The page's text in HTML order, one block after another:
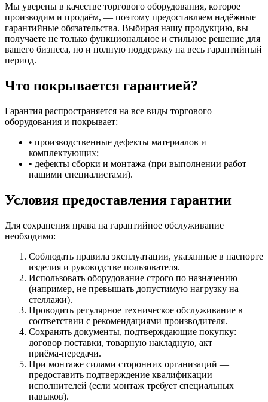
Мы уверены в качестве торгового оборудования, которое
производим и продаём, — поэтому предоставляем надёжные
гарантийные обязательства. Выбирая нашу продукцию, вы
получаете не только функциональное и стильное решение для
вашего бизнеса, но и полную поддержку на весь гарантийный
период.
Что покрывается гарантией?
Гарантия распространяется на все виды торгового
оборудования и покрывает:
• производственные дефекты материалов и
комплектующих;
• дефекты сборки и монтажа (при выполнении работ
нашими специалистами).
Условия предоставления гарантии
Для сохранения права на гарантийное обслуживание
необходимо:
Соблюдать правила эксплуатации, указанные в паспорте
изделия и руководстве пользователя.
Использовать оборудование строго по назначению
(например, не превышать допустимую нагрузку на
стеллажи).
Проводить регулярное техническое обслуживание в
соответствии с рекомендациями производителя.
Сохранять документы, подтверждающие покупку:
договор поставки, товарную накладную, акт
приёма‑передачи.
При монтаже силами сторонних организаций —
предоставить подтверждение квалификации
исполнителей (если монтаж требует специальных
навыков).